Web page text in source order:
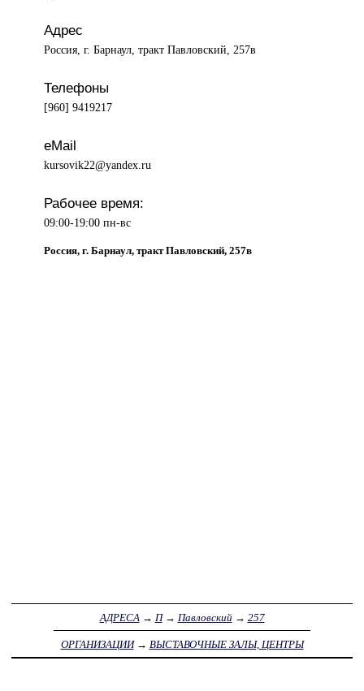
Адрес
Россия, г. Барнаул, тракт Павловский, 257в
Телефоны
[960] 9419217
eMail
kursovik22@yandex.ru
Рабочее время:
09:00-19:00 пн-вс
Россия, г. Барнаул, тракт Павловский, 257в
АДРЕСА → П→ Павловский→ 257
ОРГАНИЗАЦИИ→ ВЫСТАВОЧНЫЕ ЗАЛЫ, ЦЕНТРЫ